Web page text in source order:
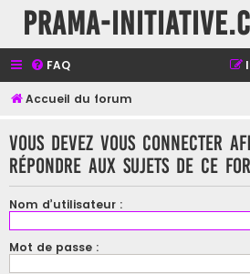
Prama-
FAQ
Accueil du forum
Vous devez vous connecter
répondre aux sujets de ce
Nom d’utilisateur :
Mot de passe :